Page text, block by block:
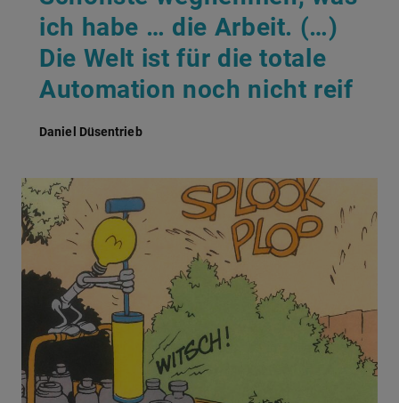
ich habe … die Arbeit. (…)
Die Welt ist für die totale
Automation noch nicht reif
Daniel Düsentrieb